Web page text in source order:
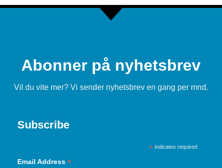
Abonner på nyhetsbrev
Vil du vite mer? Vi sender nyhetsbrev en gang per mnd.
Subscribe
*indicates required
Email Address *